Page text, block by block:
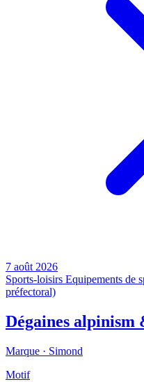
7 août 2026
Sports-loisirs Equipements de
préfectoral)
Dégaines
Marque · Simond
Motif